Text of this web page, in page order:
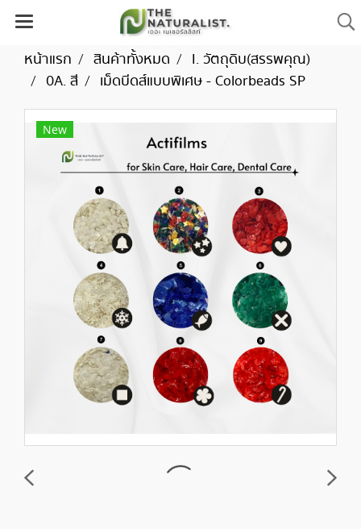
หน้าแรก สินค้าทั้งหมด
I. วัตถุดิบ(สรรพคุณ)
0A. สี
เม็ดบีดส์แบบพิเศษ - Colorbeads SP
New